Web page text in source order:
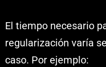
El tiempo necesario
regularización varía
caso. Por ejemplo: